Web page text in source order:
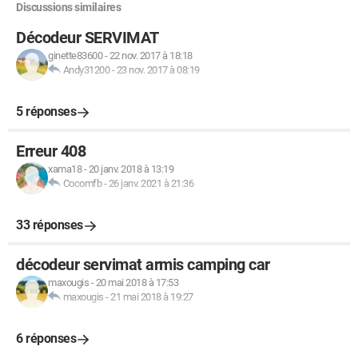
Discussions similaires
Décodeur SERVIMAT
ginette83600-22 nov. 2017 à 18:18
Andy31200-23 nov. 2017 à 08:19
5 réponses
Erreur 408
xama18-20 janv. 2018 à 13:19
Cocomfb-26 janv. 2021 à 21:36
33 réponses
décodeur servimat armis camping car
maxougis -20 mai 2018 à 17:53
maxougis -21 mai 2018 à 19:27
6 réponses